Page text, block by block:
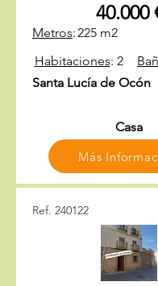
40.000
Metros:225 m2
Habitaciones: 2
Santa Lucía de Ocón
Casa
Más
Ref. 240122